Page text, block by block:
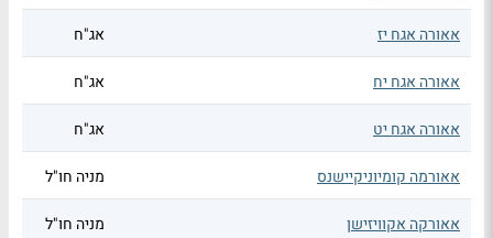
אאורה אגח יז אג"ח
אאורה אגח יח אג"ח
אאורה אגח יט אג"ח
אאורמה קומיוניקיישנס מניה חו"ל
אאורקה אקוויזישן מניה חו"ל